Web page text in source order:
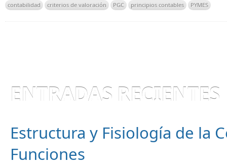
contabilidad criterios de valoración PGC principios contables PYMES
ENTRADAS RECIENTES
Estructura y Fisiología de la
Funciones